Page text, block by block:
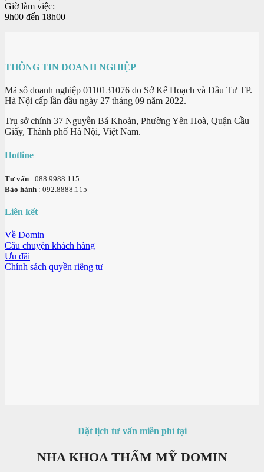
Giờ làm việc:
9h00 đến 18h00
THÔNG TIN DOANH NGHIỆP
Mã số doanh nghiệp 0110131076 do Sở Kế Hoạch và Đầu Tư TP.
Hà Nội cấp lần đầu ngày 27 tháng 09 năm 2022.
Trụ sở chính 37 Nguyễn Bá Khoản, Phường Yên Hoà, Quận Cầu
Giấy, Thành phố Hà Nội, Việt Nam.
Hotline
Tư vấn : 088.9988.115
Bảo hành : 092.8888.115
Liên kết
Về Domin
Câu chuyện khách hàng
Ưu đãi
Chính sách quyền riêng tư
Đặt lịch tư vấn miễn phí tại
NHA KHOA THẨM MỸ DOMIN